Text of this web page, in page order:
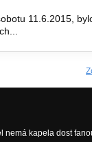
11.6.2015,
nemá kapela dost